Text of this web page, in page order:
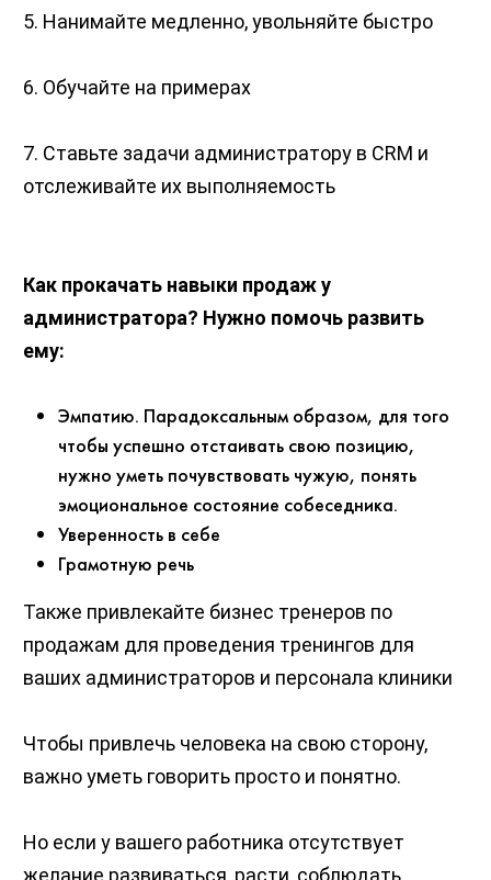
5. Нанимайте медленно, увольняйте быстро
6. Обучайте на примерах
7. Ставьте задачи администратору в CRM и
отслеживайте их выполняемость
Как прокачать навыки продаж у
администратора? Нужно помочь развить
ему:
Эмпатию. Парадоксальным образом, для того
чтобы успешно отстаивать свою позицию,
нужно уметь почувствовать чужую, понять
эмоциональное состояние собеседника.
Уверенность в себе
Грамотную речь
Также привлекайте бизнес тренеров по
продажам для проведения тренингов для
ваших администраторов и персонала клиники
Чтобы привлечь человека на свою сторону,
важно уметь говорить просто и понятно.
Но если у вашего работника отсутствует
желание развиваться, расти, соблюдать